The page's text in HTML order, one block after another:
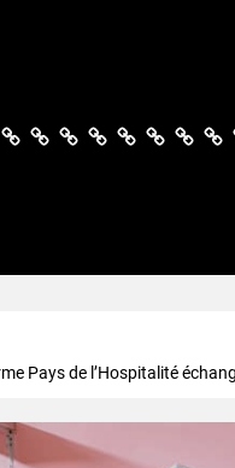
Société
SportSantéCinémaÉducation
Football
Pays de l’Hospitalité